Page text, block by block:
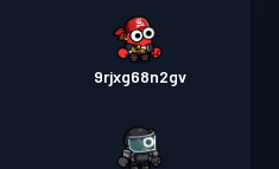
9rjxg68n2gv